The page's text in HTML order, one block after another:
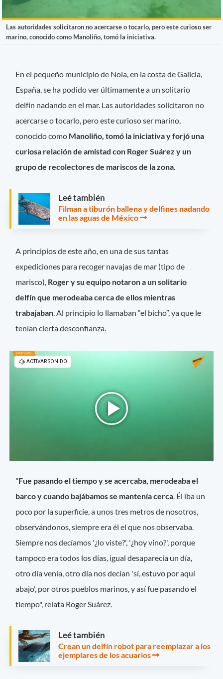
Las autoridades solicitaron no acercarse o tocarlo, pero este curioso ser
marino, conocido como Manoliño, tomó la iniciativa.
En el pequeño municipio de Noia, en la costa de Galicia,
España, se ha podido ver últimamente a un solitario
delfín nadando en el mar. Las autoridades solicitaron no
acercarse o tocarlo, pero este curioso ser marino,
conocido como Manoliño, tomó la iniciativa y forjó una
curiosa relación de amistad con Roger Suárez y un
grupo de recolectores de mariscos de la zona
Leé también
Filman a tiburón ballena y delfines nadando
en las aguas de México
A principios de este año, en una de sus tantas
expediciones para recoger navajas de mar (tipo de
marisco), Roger y su equipo notaron a un solitario
delfín que merodeaba cerca de ellos mientras
trabajaban. Al principio lo llamaban “el bicho”, ya que le
tenían cierta desconfianza.
"Fue pasando el tiempo y se acercaba, merodeaba el
barco y cuando bajábamos se mantenía cerca. Él iba un
poco por la superficie, a unos tres metros de nosotros,
observándonos, siempre era él el que nos observaba.
Siempre nos decíamos '¿lo viste?', '¿hoy vino?', porque
tampoco era todos los días, igual desaparecía un día,
otro día venía, otro día nos decían 'sí, estuvo por aquí
abajo', por otros pueblos marinos, y así fue pasando el
tiempo", relata Roger Suárez.
Leé también
Crean un delfín robot para reemplazar a los
ejemplares de los acuarios